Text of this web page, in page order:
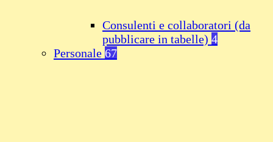
Consulenti e collaboratori (da
pubblicare in tabelle) 4
Personale 67